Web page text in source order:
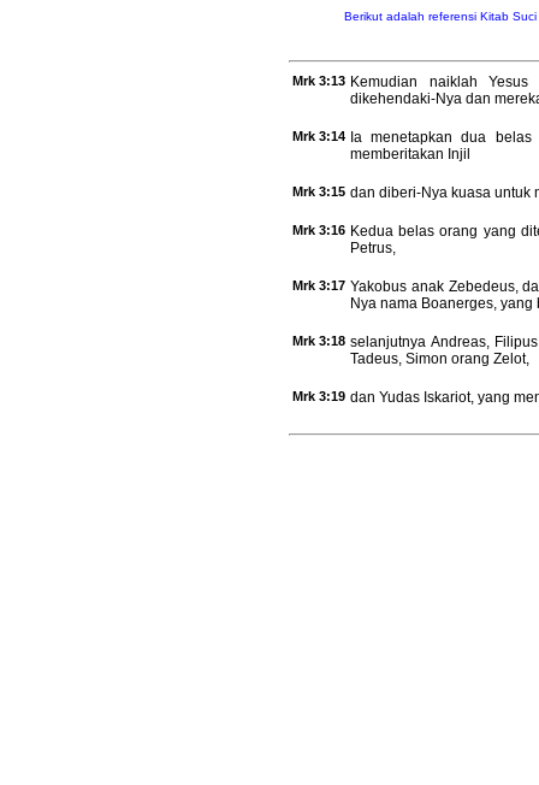
Berikut adalah referensi Kitab
Mrk 3:13 Kemudian naiklah
dikehendaki-Nya dan
Mrk 3:14 Ia menetapkan dua
memberitakan Injil
Mrk 3:15 dan diberi-Nya kuasa untuk
Mrk 3:16 Kedua belas orang yang
Petrus,
Mrk 3:17 Yakobus anak Zebedeus,
Nya nama Boanerges,
Mrk 3:18 selanjutnya Andreas,
Tadeus, Simon orang Zelot,
Mrk 3:19 dan Yudas Iskariot, yang